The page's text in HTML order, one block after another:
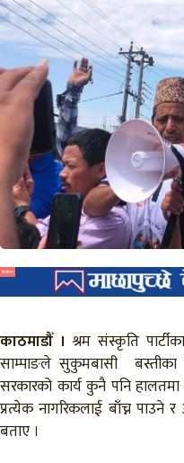
विज्ञापन
काठमाडौँ । श्रम संस्कृति
साम्पाङले सुकुमबासी बस्तीका
सरकारको कार्य कुनै पनि
प्रत्येक नागरिकलाई बाँच्न
बताए ।